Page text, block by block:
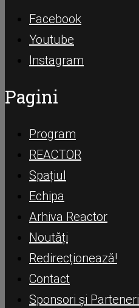
Facebook
Youtube
Instagram
Pagini
Program
REACTOR
Spațiul
Echipa
Arhiva Reactor
Noutăți
Redirecționează!
Contact
Sponsori și Parteneri